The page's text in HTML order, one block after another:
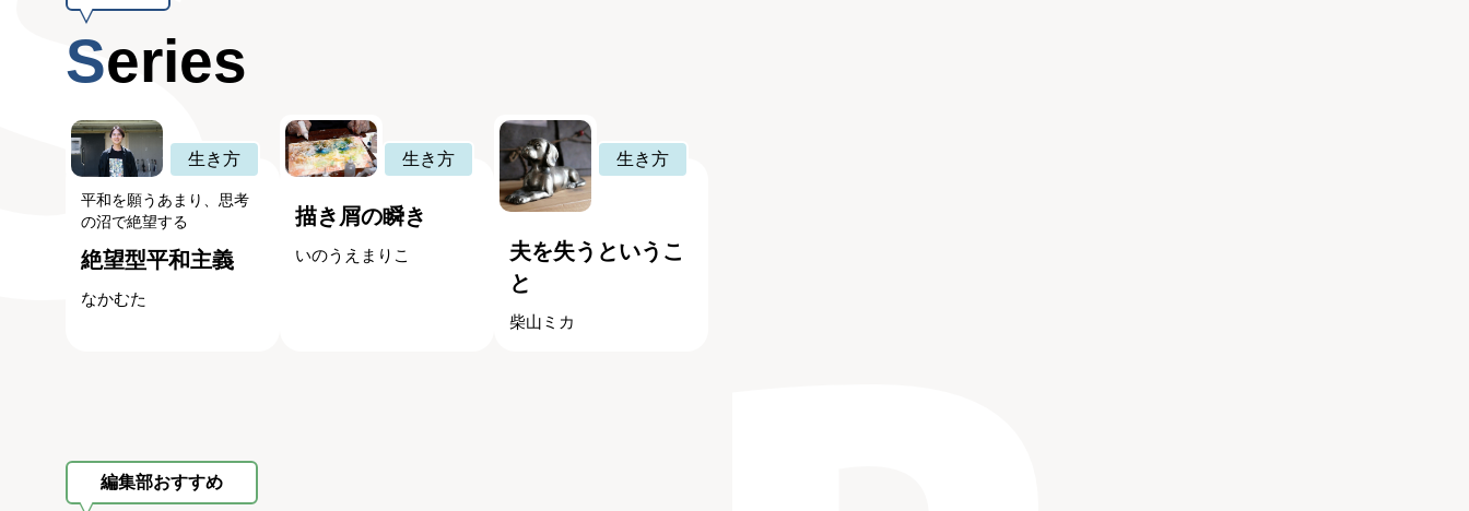
Series
生き方
平和を願うあまり、思考
の沼で絶望する
絶望型平和主義
なかむた
生き方
描き屑の瞬き
いのうえまりこ
生き方
夫を失うというこ
と
柴山ミカ
編集部おすすめ